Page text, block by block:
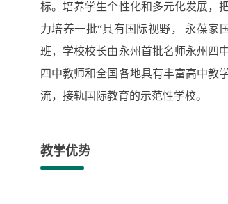
标。培养学生个性化和多元化发展，
力培养一批“具有国际视野， 永葆家
班，学校校长由永州首批名师永州四
四中教师和全国各地具有丰富高中教
流，接轨国际教育的示范性学校。
教学优势